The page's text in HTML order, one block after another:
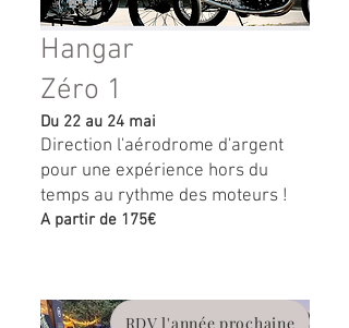
Hangar
Zéro 1
Du 22 au 24 mai
Direction l'aérodrome d'argent
pour une expérience hors du
temps au rythme des moteurs !
A partir de 175€
RDV l'année prochaine